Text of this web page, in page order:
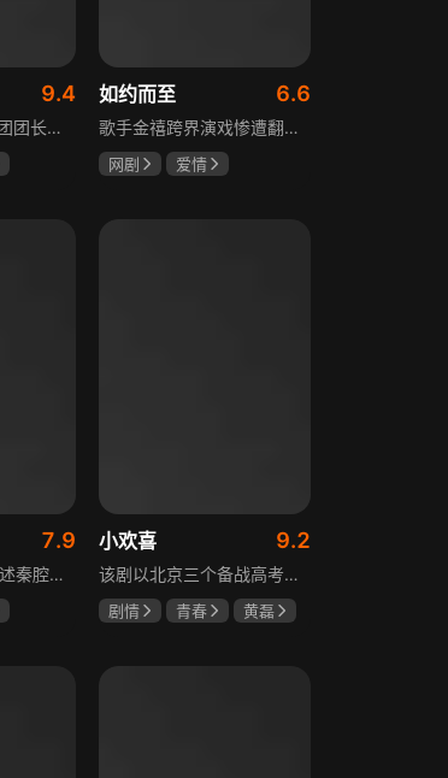
9.4
129师386旅独立团团长李云龙敢想敢干、不按规矩办事，脾气火爆性格直爽，带领独立团展现出敢于拼杀的劲头，接连击败坂田连队、山崎大队、山本部队，名声大噪却因屡次犯规遭贬斥。抗战时期他与国军358团团长楚云飞惺惺相惜，徐蚌会战中一较高下双双重伤，养病期间李云龙与护士田雨相恋，两人及亲人战友历经国家沧桑巨变。
如约而至 6.6
歌手金禧跨界演戏惨遭翻车，全网群嘲演技拉胯！不服输的他另辟蹊径，转行试水音乐剧，誓要逆袭打脸。机缘巧合下，他对高冷硬核的金牌音乐剧导演宁瑾一见心动，两人意外留下暧昧一吻，转头试镜现场再度狭路相逢。 宁瑾本就抵触偶像跨界，对半路空降的流量新人金禧百般严苛，花式魔鬼训练轮番上线。金禧顶住剧团前辈排挤、同行暗算、舆论刁难等重重危机，日夜苦练打磨演技，慢慢褪去偶像光环、解锁真实自我，一点点打动高冷导演和剧团众人。 一路走来，二人历经误会争执、事业危机、亲情心结、分手磨合多重考验，在并肩拯救濒临倒闭的剧团、携手打磨《倩女幽魂》剧目、共渡舞台难关的过程中，情愫渐生、双向治愈。最终剧目首演大获成功，叛逆
网剧
爱情
7.9
电视剧《主角》讲述秦腔名伶忆秦娥阴差阳错被舅舅胡三元带入剧团，历经近半个世纪兴衰起伏，从牧羊女成长为一代秦腔名伶的故事，剧集以秦腔发展为脉络映射大历史起落，反映中国社会四十年变迁中普通人的情感生活与命运，展现传统艺术传承与时代变迁的交织。
小欢喜 9.2
该剧以北京三个备战高考的家庭为核心，讲述童文洁与方一凡、宋倩与乔英子、季胜利与季杨杨这几组亲子，在升学压力下，围绕成绩、陪伴、沟通等问题产生的矛盾与磨合，展现了中年家长与青春期孩子共同成长的温馨故事。
剧情 青春
黄磊